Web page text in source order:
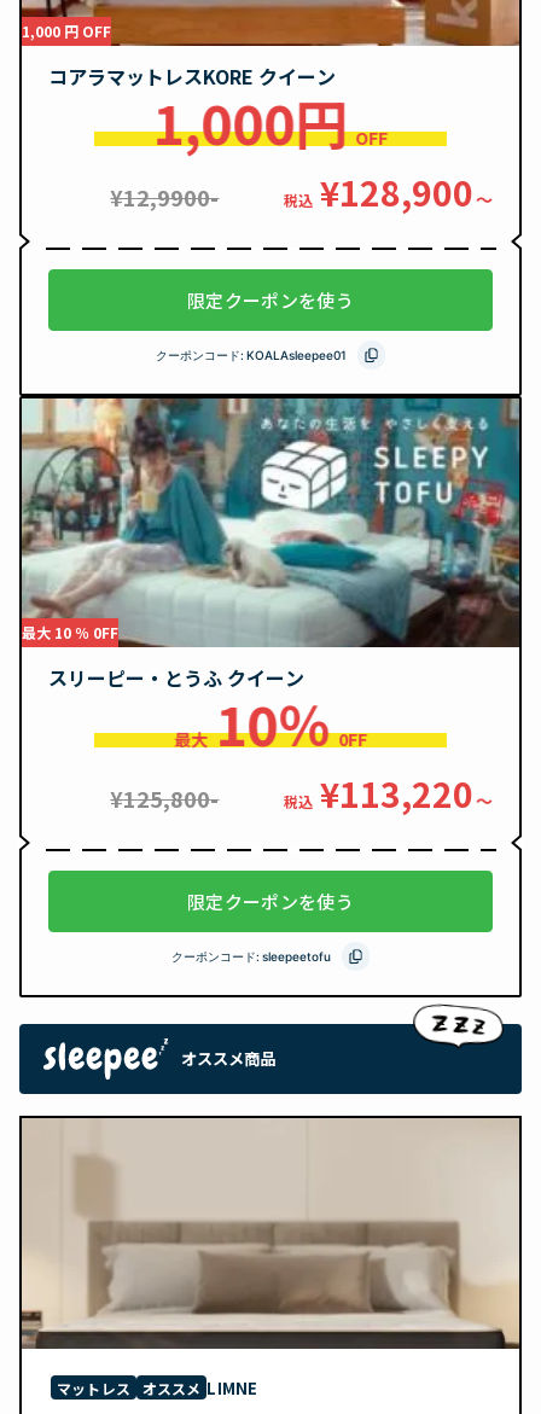
1,000 円 OFF
コアラマットレスKORE クイーン
1,000円 OFF
¥12,9900- 税込 ¥128,900〜
限定クーポンを使う
クーポンコード: KOALAsleepee01
最大 10 ％ 0FF
スリーピー・とうふ クイーン
最大 10％ 0FF
¥125,800- 税込 ¥113,220〜
限定クーポンを使う
クーポンコード: sleepeetofu
オススメ商品
マットレス オススメ LIMNE